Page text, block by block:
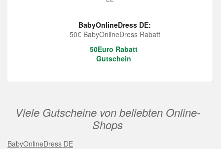
BabyOnlineDress DE:
50€ BabyOnlineDress Rabatt
50Euro Rabatt
Gutschein
Viele Gutscheine von beliebten Online-
Shops
BabyOnlineDress DE